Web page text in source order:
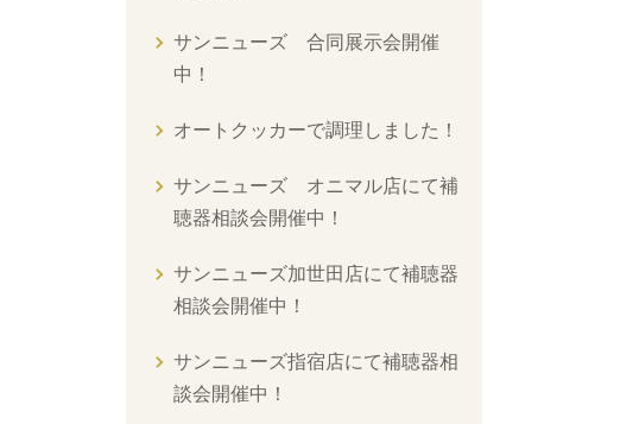
サンニューズ 合同展示会開催
中！
オートクッカーで調理しました！
サンニューズ オニマル店にて補
聴器相談会開催中！
サンニューズ加世田店にて補聴器
相談会開催中！
サンニューズ指宿店にて補聴器相
談会開催中！